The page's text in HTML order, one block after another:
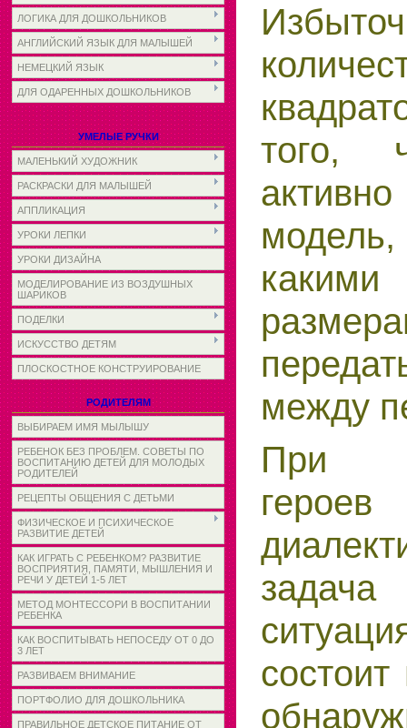
ЛОГИКА ДЛЯ ДОШКОЛЬНИКОВ
АНГЛИЙСКИЙ ЯЗЫК ДЛЯ МАЛЫШЕЙ
НЕМЕЦКИЙ ЯЗЫК
ДЛЯ ОДАРЕННЫХ ДОШКОЛЬНИКОВ
УМЕЛЫЕ РУЧКИ
МАЛЕНЬКИЙ ХУДОЖНИК
РАСКРАСКИ ДЛЯ МАЛЫШЕЙ
АППЛИКАЦИЯ
УРОКИ ЛЕПКИ
УРОКИ ДИЗАЙНА
МОДЕЛИРОВАНИЕ ИЗ ВОЗДУШНЫХ
ШАРИКОВ
ПОДЕЛКИ
ИСКУССТВО ДЕТЯМ
ПЛОСКОСТНОЕ КОНСТРУИРОВАНИЕ
РОДИТЕЛЯМ
ВЫБИРАЕМ ИМЯ МЫЛЫШУ
РЕБЕНОК БЕЗ ПРОБЛЕМ. СОВЕТЫ ПО
ВОСПИТАНИЮ ДЕТЕЙ ДЛЯ МОЛОДЫХ
РОДИТЕЛЕЙ
РЕЦЕПТЫ ОБЩЕНИЯ С ДЕТЬМИ
ФИЗИЧЕСКОЕ И ПСИХИЧЕСКОЕ
РАЗВИТИЕ ДЕТЕЙ
КАК ИГРАТЬ С РЕБЕНКОМ? РАЗВИТИЕ
ВОСПРИЯТИЯ, ПАМЯТИ, МЫШЛЕНИЯ И
РЕЧИ У ДЕТЕЙ 1-5 ЛЕТ
МЕТОД МОНТЕССОРИ В ВОСПИТАНИИ
РЕБЕНКА
КАК ВОСПИТЫВАТЬ НЕПОСЕДУ ОТ 0 ДО
3 ЛЕТ
РАЗВИВАЕМ ВНИМАНИЕ
ПОРТФОЛИО ДЛЯ ДОШКОЛЬНИКА
ПРАВИЛЬНОЕ ДЕТСКОЕ ПИТАНИЕ ОТ
того,
между
При
героев
задача